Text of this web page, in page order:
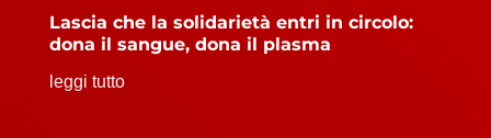
Lascia che la solidarietà entri in circolo:
dona il sangue, dona il plasma
leggi tutto